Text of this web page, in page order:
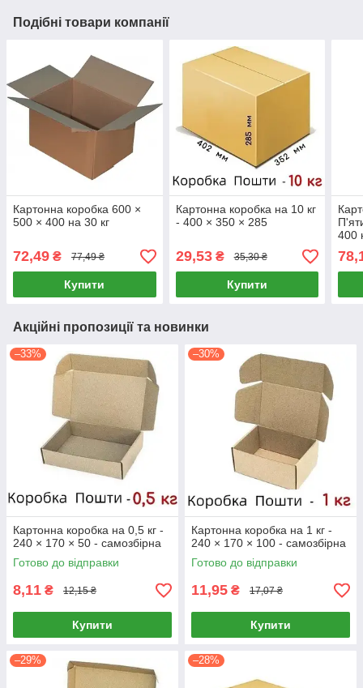
Подібні товари компанії
Картонна коробка 600 ×
500 × 400 на 30 кг
72,49 ₴ 77,49 ₴
Купити
Картонна коробка на 10 кг
- 400 × 350 × 285
29,53₴ 35,30 ₴
Купити
400
Акційні пропозиції та новинки
–33%
Картонна коробка на 0,5 кг -
240 × 170 × 50 - самозбірна
Готово до відправки
8,11 ₴ 12,15 ₴
Купити
–30%
Картонна коробка на 1 кг -
240 × 170 × 100 - самозбірна
Готово до відправки
11,95 ₴ 17,07 ₴
Купити
–29% –28%